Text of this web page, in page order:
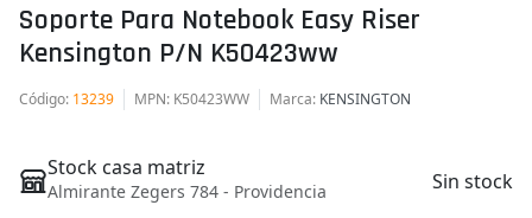
Soporte Para Notebook Easy Riser
Kensington P/n K50423ww
Código: 13239 MPN: K50423WW Marca: KENSINGTON
Stock casa matriz
Almirante Zegers 784 - Providencia Sin stock